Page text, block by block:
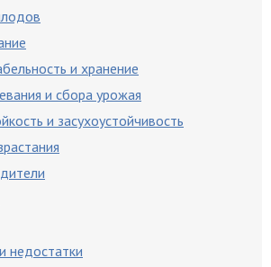
и хранение
и сбора урожая
и засухоустойчивость
недостатки